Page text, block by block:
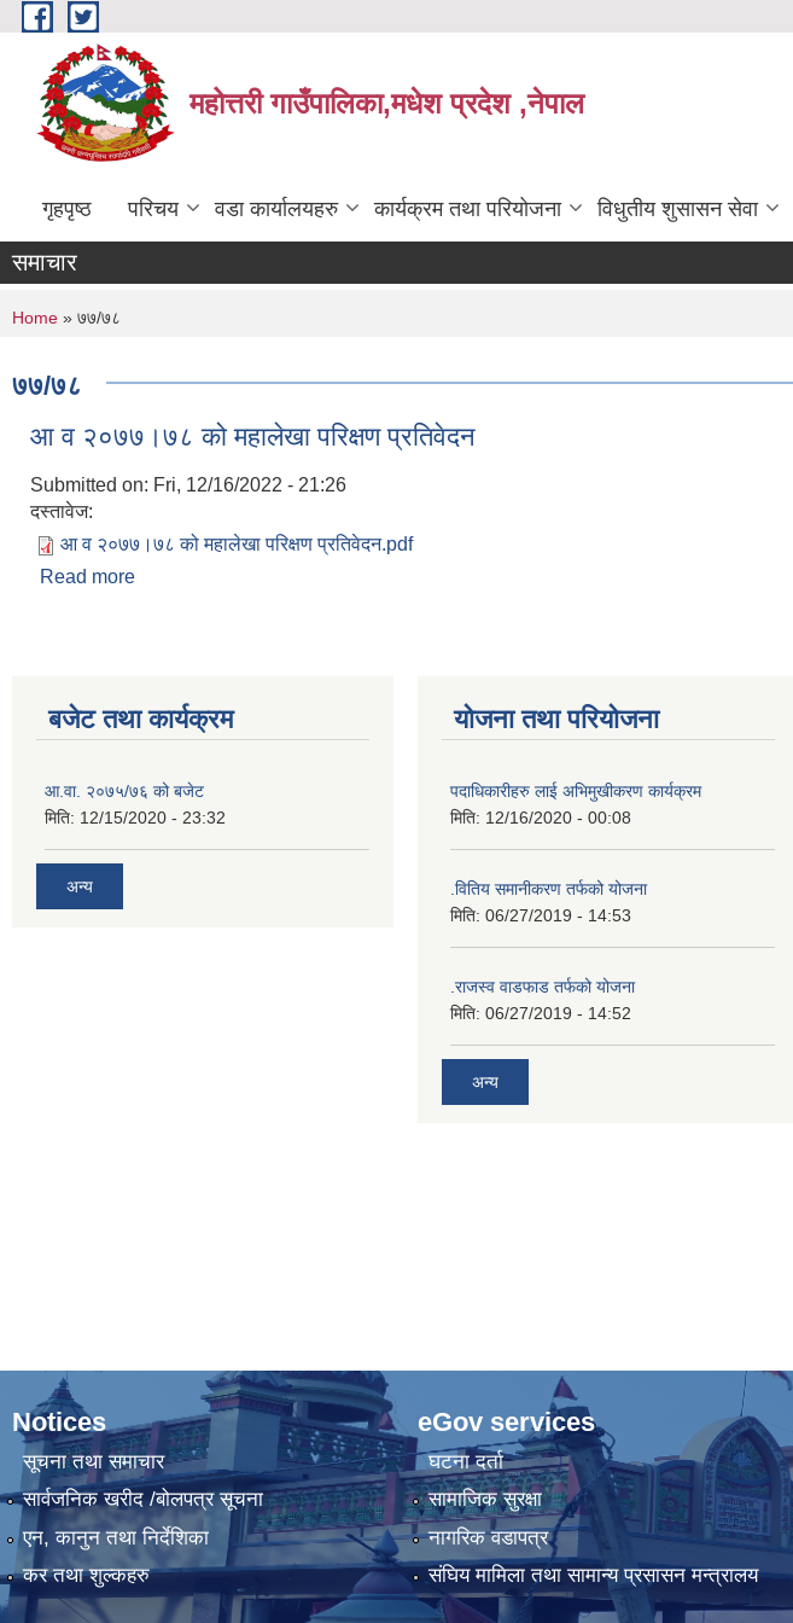
Skip to main content
महोत्तरी गाउँपालिका,मधेश प्रदेश ,नेपाल
गृहपृष्ठ परिचय वडा कार्यालयहरु कार्यक्रम तथा परियोजना विधुतीय शुसासन सेवा
समाचार
You are here
Home » ७७/७८
७७/७८
आ व २०७७।७८ को महालेखा परिक्षण प्रतिवेदन
Submitted on: Fri, 12/16/2022 - 21:26
दस्तावेज:
आ व २०७७।७८ को महालेखा परिक्षण प्रतिवेदन.pdf
Read more
बजेट तथा कार्यक्रम
आ.वा. २०७५/७६ को बजेट
मिति: 12/15/2020 - 23:32
अन्य
योजना तथा परियोजना
पदाधिकारीहरु लाई अभिमुखीकरण कार्यक्रम
मिति: 12/16/2020 - 00:08
.वितिय समानीकरण तर्फको योजना
मिति: 06/27/2019 - 14:53
.राजस्व वाडफाड तर्फको योजना
मिति: 06/27/2019 - 14:52
अन्य
Notices
सूचना तथा समाचार
सार्वजनिक खरीद /बोलपत्र सूचना
एन, कानुन तथा निर्देशिका
कर तथा शुल्कहरु
eGov services
घटना दर्ता
सामाजिक सुरक्षा
नागरिक वडापत्र
संघिय मामिला तथा सामान्य प्रसासन मन्त्रालय